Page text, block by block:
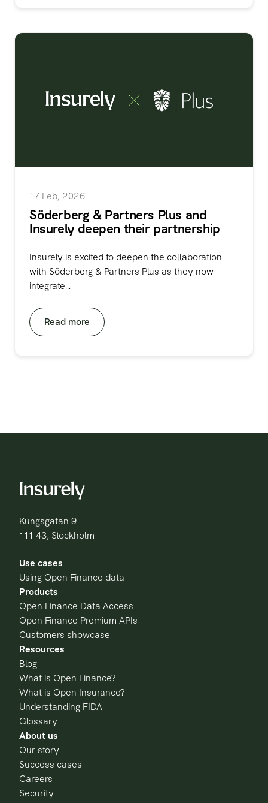
17 Feb, 2026
Söderberg & Partners Plus and
Insurely deepen their partnership
Insurely is excited to deepen the collaboration
with Söderberg & Partners Plus as they now
integrate...
Read more
Kungsgatan 9
111 43, Stockholm
Use cases
Using Open Finance data
Products
Open Finance Data Access
Open Finance Premium APIs
Customers showcase
Resources
Blog
What is Open Finance?
What is Open Insurance?
Understanding FIDA
Glossary
About us
Our story
Success cases
Careers
Security